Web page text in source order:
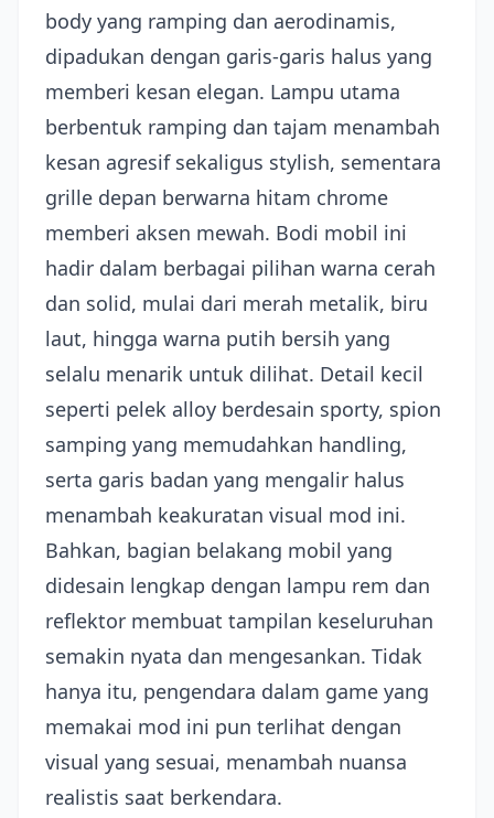
body yang ramping dan aerodinamis,
dipadukan dengan garis-garis halus yang
memberi kesan elegan. Lampu utama
berbentuk ramping dan tajam menambah
kesan agresif sekaligus stylish, sementara
grille depan berwarna hitam chrome
memberi aksen mewah. Bodi mobil ini
hadir dalam berbagai pilihan warna cerah
dan solid, mulai dari merah metalik, biru
laut, hingga warna putih bersih yang
selalu menarik untuk dilihat. Detail kecil
seperti pelek alloy berdesain sporty, spion
samping yang memudahkan handling,
serta garis badan yang mengalir halus
menambah keakuratan visual mod ini.
Bahkan, bagian belakang mobil yang
didesain lengkap dengan lampu rem dan
reflektor membuat tampilan keseluruhan
semakin nyata dan mengesankan. Tidak
hanya itu, pengendara dalam game yang
memakai mod ini pun terlihat dengan
visual yang sesuai, menambah nuansa
realistis saat berkendara.